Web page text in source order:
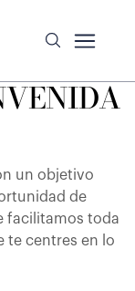
un objetivo
de
facilitamos toda
te centres en lo